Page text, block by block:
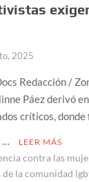
2025
Redacción /
Páez derivó
críticos,
…
LEER MÁS
contra las
de la comunidad